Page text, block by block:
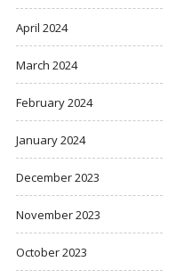
April 2024
March 2024
February 2024
January 2024
December 2023
November 2023
October 2023